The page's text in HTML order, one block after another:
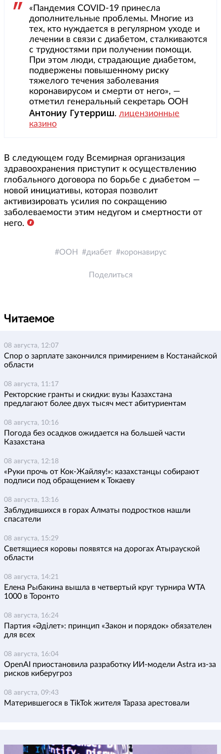
«Пандемия COVID-19 принесла
дополнительные проблемы. Многие из
тех, кто нуждается в регулярном уходе и
лечении в связи с диабетом, сталкиваются
с трудностями при получении помощи.
При этом люди, страдающие диабетом,
подвержены повышенному риску
тяжелого течения заболевания
коронавирусом и смерти от него», —
отметил генеральный секретарь ООН
Антониу Гутерриш. лицензионные
казино
В следующем году Всемирная организация
здравоохранения приступит к осуществлению
глобального договора по борьбе с диабетом —
новой инициативы, которая позволит
активизировать усилия по сокращению
заболеваемости этим недугом и смертности от
него.
ООН диабет коронавирус
Поделиться
Читаемое
08 августа, 12:07
Спор о зарплате закончился примирением в Костанайской
области
08 августа, 11:17
Ректорские гранты и скидки: вузы Казахстана
предлагают более двух тысяч мест абитуриентам
08 августа, 10:16
Погода без осадков ожидается на большей части
Казахстана
08 августа, 12:18
«Руки прочь от Кок-Жайляу!»: казахстанцы собирают
подписи под обращением к Токаеву
08 августа, 13:16
Заблудившихся в горах Алматы подростков нашли
спасатели
08 августа, 15:29
Светящиеся коровы появятся на дорогах Атырауской
области
08 августа, 14:21
Елена Рыбакина вышла в четвертый круг турнира WTA
1000 в Торонто
08 августа, 16:24
Партия «Әділет»: принцип «Закон и порядок» обязателен
для всех
08 августа, 16:04
OpenAI приостановила разработку ИИ-модели Astra из-за
рисков киберугроз
08 августа, 09:43
Матерившегося в TikTok жителя Тараза арестовали